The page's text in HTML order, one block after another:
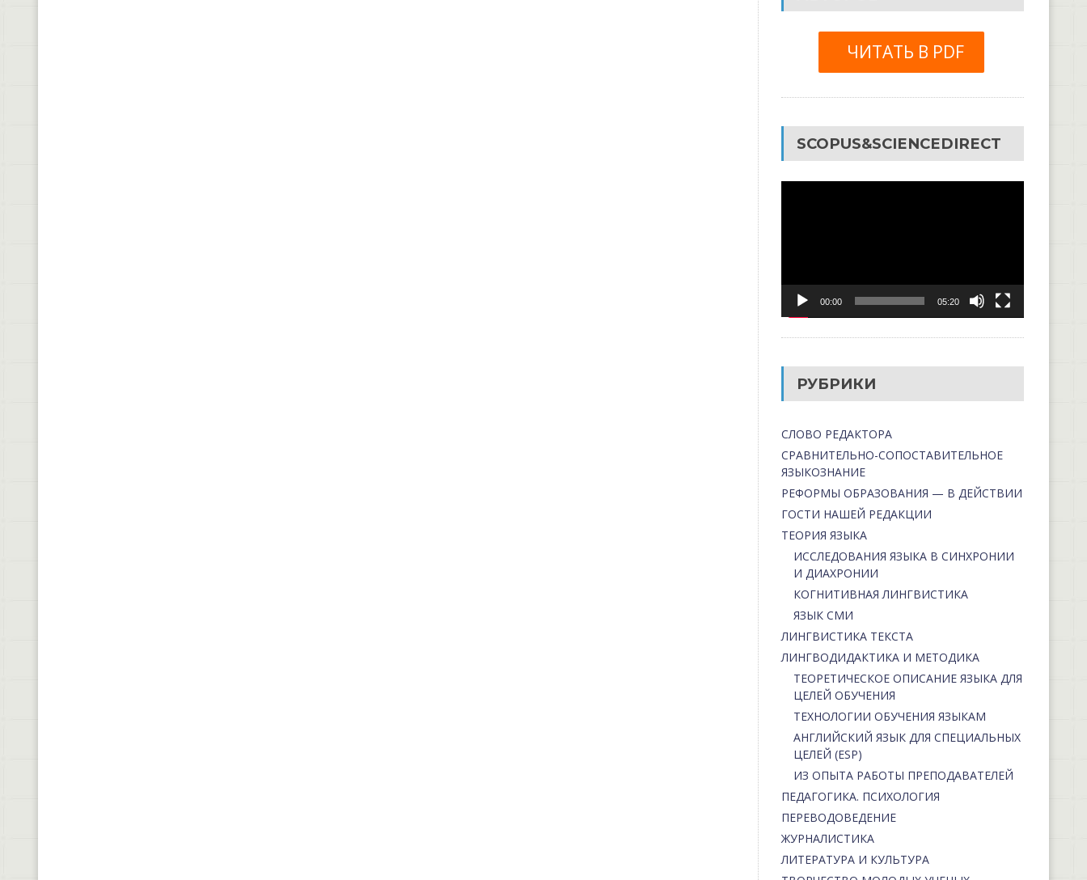
ЧИТАТЬ В PDF
SCOPUS&SCIENCEDIRECT
00:00 05:20
РУБРИКИ
СЛОВО РЕДАКТОРА
СРАВНИТЕЛЬНО-СОПОСТАВИТЕЛЬНОЕ
ЯЗЫКОЗНАНИЕ
РЕФОРМЫ ОБРАЗОВАНИЯ — В ДЕЙСТВИИ
ГОСТИ НАШЕЙ РЕДАКЦИИ
ТЕОРИЯ ЯЗЫКА
ИССЛЕДОВАНИЯ ЯЗЫКА В СИНХРОНИИ
И ДИАХРОНИИ
КОГНИТИВНАЯ ЛИНГВИСТИКА
ЯЗЫК СМИ
ЛИНГВИСТИКА ТЕКСТА
ЛИНГВОДИДАКТИКА И МЕТОДИКА
ТЕОРЕТИЧЕСКОЕ ОПИСАНИЕ ЯЗЫКА ДЛЯ
ЦЕЛЕЙ ОБУЧЕНИЯ
ТЕХНОЛОГИИ ОБУЧЕНИЯ ЯЗЫКАМ
АНГЛИЙСКИЙ ЯЗЫК ДЛЯ СПЕЦИАЛЬНЫХ
ЦЕЛЕЙ (ESP)
ИЗ ОПЫТА РАБОТЫ ПРЕПОДАВАТЕЛЕЙ
ПЕДАГОГИКА. ПСИХОЛОГИЯ
ПЕРЕВОДОВЕДЕНИЕ
ЖУРНАЛИСТИКА
ЛИТЕРАТУРА И КУЛЬТУРА